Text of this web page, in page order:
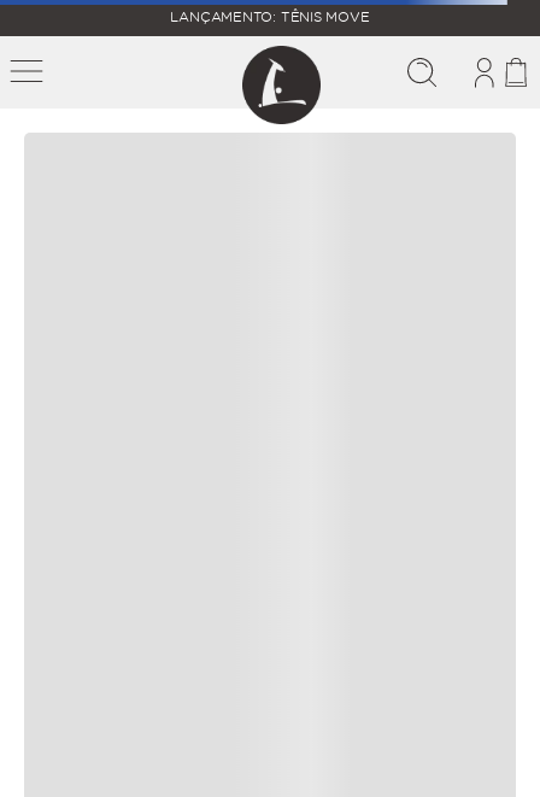
FALTAM
MAIS
R$
400,00
PARA O
FRETE
GRÁTIS
LANÇAMENTO: TÊNIS MOVE